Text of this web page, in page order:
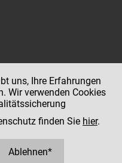
uns, Ihre Erfahrungen
Wir verwenden Cookies
finden Sie hier.
Ablehnen*